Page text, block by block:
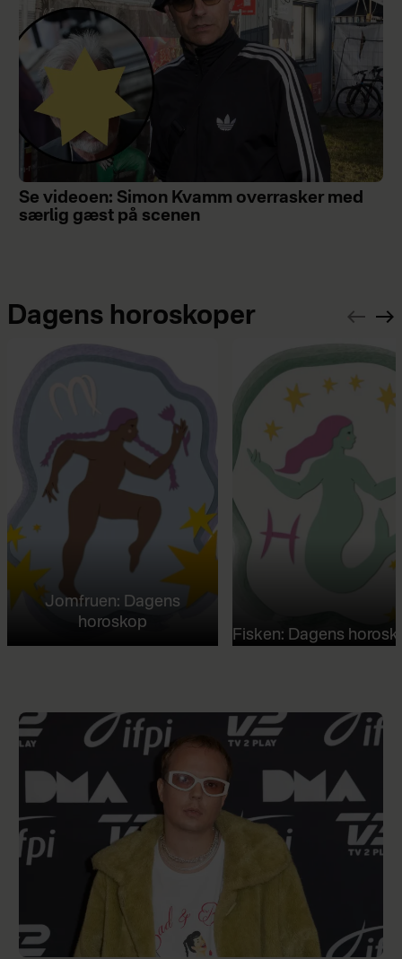
Se videoen: Simon Kvamm overrasker med
særlig gæst på scenen
Dagens horoskoper
Jomfruen: Dagens
horoskop
Fisken: Dagens